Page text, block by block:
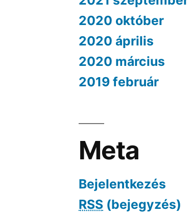
2020 október
2020 április
2020 március
2019 február
Meta
Bejelentkezés
RSS (bejegyzés)